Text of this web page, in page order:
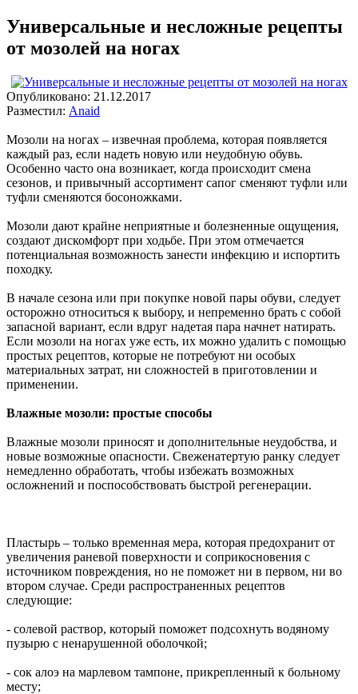
Универсальные и несложные рецепты
от мозолей на ногах
Опубликовано: 21.12.2017
Разместил: Anaid
Мозоли на ногах – извечная проблема, которая появляется
каждый раз, если надеть новую или неудобную обувь.
Особенно часто она возникает, когда происходит смена
сезонов, и привычный ассортимент сапог сменяют туфли или
туфли сменяются босоножками.
Мозоли дают крайне неприятные и болезненные ощущения,
создают дискомфорт при ходьбе. При этом отмечается
потенциальная возможность занести инфекцию и испортить
походку.
В начале сезона или при покупке новой пары обуви, следует
осторожно относиться к выбору, и непременно брать с собой
запасной вариант, если вдруг надетая пара начнет натирать.
Если мозоли на ногах уже есть, их можно удалить с помощью
простых рецептов, которые не потребуют ни особых
материальных затрат, ни сложностей в приготовлении и
применении.
Влажные мозоли: простые способы
Влажные мозоли приносят и дополнительные неудобства, и
новые возможные опасности. Свеженатертую ранку следует
немедленно обработать, чтобы избежать возможных
осложнений и поспособствовать быстрой регенерации.
Пластырь – только временная мера, которая предохранит от
увеличения раневой поверхности и соприкосновения с
источником повреждения, но не поможет ни в первом, ни во
втором случае. Среди распространенных рецептов
следующие:
- солевой раствор, который поможет подсохнуть водяному
пузырю с ненарушенной оболочкой;
- сок алоэ на марлевом тампоне, прикрепленный к больному
месту;